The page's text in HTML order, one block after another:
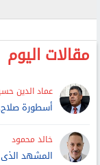
مقالات اليوم
عماد الدين
أسطورة
خالد محمود
المشهد الذى